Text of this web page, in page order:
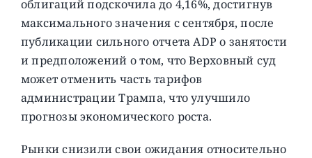
облигаций подскочила до 4,16%, достигнув
максимального значения с сентября, после
публикации сильного отчета ADP о занятости
и предположений о том, что Верховный суд
может отменить часть тарифов
администрации Трампа, что улучшило
прогнозы экономического роста.
Рынки снизили свои ожидания относительно